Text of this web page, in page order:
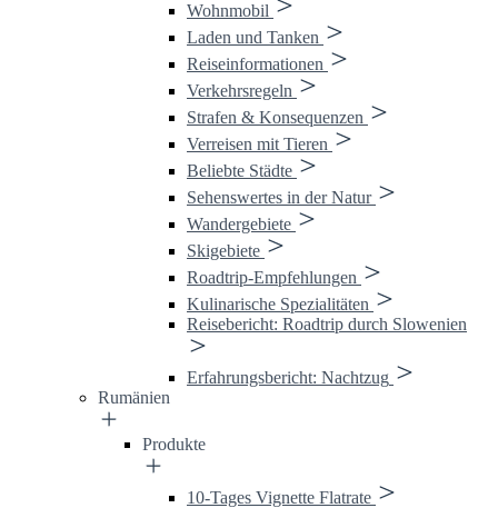
Wohnmobil
Laden und Tanken
Reiseinformationen
Verkehrsregeln
Strafen & Konsequenzen
Verreisen mit Tieren
Beliebte Städte
Sehenswertes in der Natur
Wandergebiete
Skigebiete
Roadtrip-Empfehlungen
Kulinarische Spezialitäten
Reisebericht: Roadtrip durch Slowenien
Erfahrungsbericht: Nachtzug
Rumänien
Produkte
10-Tages Vignette Flatrate